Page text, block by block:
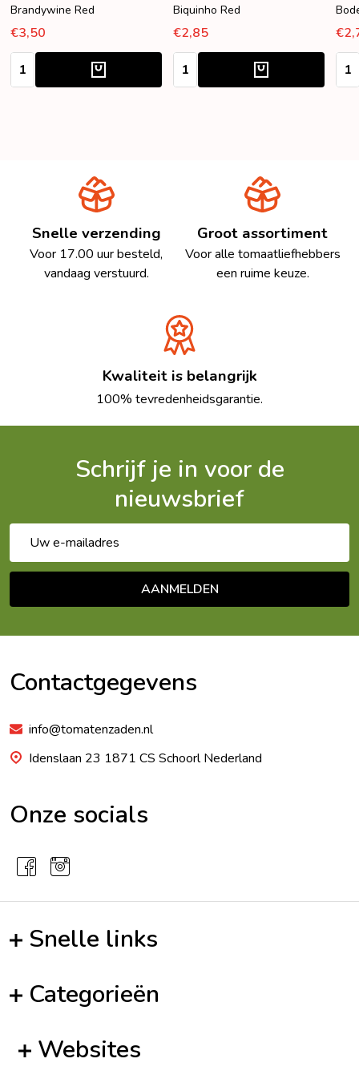
Brandywine Red
€3,50
Aantal:
Biquinho Red
€2,85
Aantal:
Snelle verzending
Voor 17.00 uur besteld,
vandaag verstuurd.
Groot assortiment
Voor alle tomaatliefhebbers
een ruime keuze.
Kwaliteit is belangrijk
100% tevredenheidsgarantie.
Schrijf je in voor de
nieuwsbrief
mailadres
AANMELDEN
Contactgegevens
info@tomatenzaden.nl
Idenslaan 23 1871 CS Schoorl Nederland
Onze socials
Snelle links
Categorieën
Websites